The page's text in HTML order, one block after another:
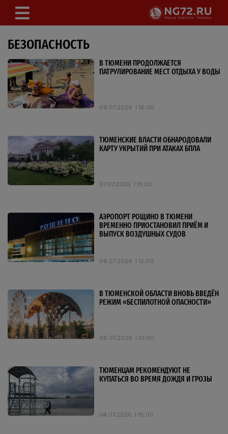
БЕЗОПАСНОСТЬ
В ТЮМЕНИ ПРОДОЛЖАЕТСЯ
ПАТРУЛИРОВАНИЕ МЕСТ ОТДЫХА У ВОДЫ
09.07.2026 16:00
ТЮМЕНСКИЕ ВЛАСТИ ОБНАРОДОВАЛИ
КАРТУ УКРЫТИЙ ПРИ АТАКАХ БПЛА
07.07.2026 15:00
АЭРОПОРТ РОЩИНО В ТЮМЕНИ
ВРЕМЕННО ПРИОСТАНОВИЛ ПРИЁМ И
ВЫПУСК ВОЗДУШНЫХ СУДОВ
06.07.2026 12:00
В ТЮМЕНСКОЙ ОБЛАСТИ ВНОВЬ ВВЕДЁН
РЕЖИМ «БЕСПИЛОТНОЙ ОПАСНОСТИ»
06.07.2026 10:00
ТЮМЕНЦАМ РЕКОМЕНДУЮТ НЕ
КУПАТЬСЯ ВО ВРЕМЯ ДОЖДЯ И ГРОЗЫ
04.07.2026 15:00